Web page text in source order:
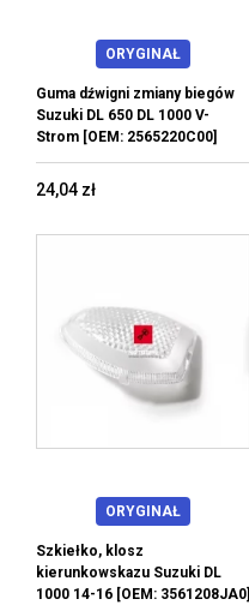
ORYGINAŁ
Guma dźwigni zmiany biegów
Suzuki DL 650 DL 1000 V-
Strom [OEM: 2565220C00]
24,04 zł
ORYGINAŁ
Szkiełko, klosz
kierunkowskazu Suzuki DL
1000 14-16 [OEM: 3561208JA0]